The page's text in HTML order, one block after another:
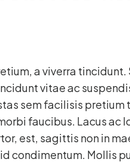
a viverra tincidunt.
vitae ac
sem facilisis pretium
faucibus. Lacus ac
est, sagittis non in
condimentum. Mollis